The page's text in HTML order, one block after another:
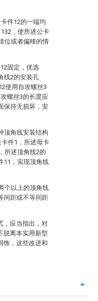
件12的一端均
，使所述公卡
位或者偏移的情
固定，优选
线2的安装孔
使用自攻螺丝3
螺丝3的长度应
保持无损坏，安
顶角线安装结构
件1，所述母卡
所述顶角线2的
11，实现顶角线
个以上的顶角线
间距或不等间距
，应当指出，对
脱离本实用新型
饰，这些改进和